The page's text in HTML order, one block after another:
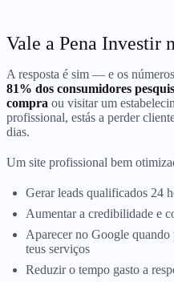
Vale a Pena Investir
A resposta é sim — e os
81% dos consumidores
compra ou visitar um
profissional, estás a perder
dias.
Um site profissional bem
Gerar leads qualificados 24
Aumentar a credibilidade e
Aparecer no Google quando
teus serviços
Reduzir o tempo gasto a